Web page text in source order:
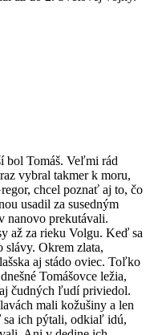
bol Tomáš. Veľmi rád
vybral takmer k moru,
chcel poznať aj to, čo
usadil za susedným
nanovo prekutávali.
až za rieku Volgu. Keď sa
slávy. Okrem zlata,
aj stádo oviec. Toľko
Tomášovce ležia,
čudných ľudí priviedol.
mali kožušiny a len
ich pýtali, odkiaľ idú,